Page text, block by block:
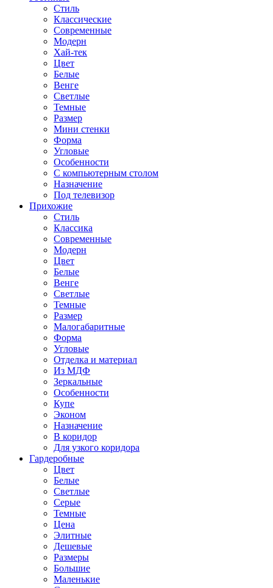
Стиль
Классические
Современные
Модерн
Хай-тек
Цвет
Белые
Венге
Светлые
Темные
Размер
Мини стенки
Форма
Угловые
Особенности
С компьютерным столом
Назначение
Под телевизор
Прихожие
Стиль
Классика
Современные
Модерн
Цвет
Белые
Венге
Светлые
Темные
Размер
Малогабаритные
Форма
Угловые
Отделка и материал
Из МДФ
Зеркальные
Особенности
Купе
Эконом
Назначение
В коридор
Для узкого коридора
Гардеробные
Цвет
Белые
Светлые
Серые
Темные
Цена
Элитные
Дешевые
Размеры
Большие
Маленькие